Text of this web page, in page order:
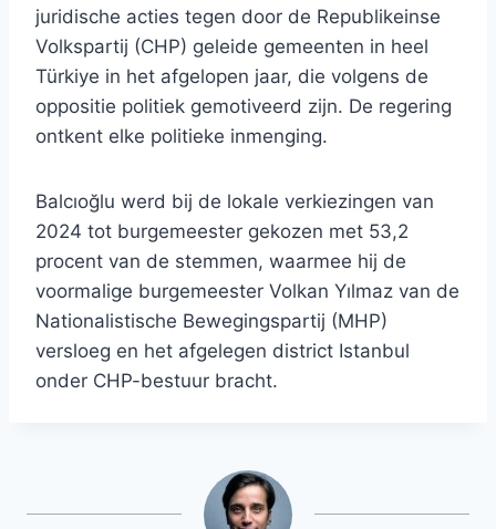
juridische acties tegen door de Republikeinse
Volkspartij (CHP) geleide gemeenten in heel
Türkiye in het afgelopen jaar, die volgens de
oppositie politiek gemotiveerd zijn. De regering
ontkent elke politieke inmenging.
Balcıoğlu werd bij de lokale verkiezingen van
2024 tot burgemeester gekozen met 53,2
procent van de stemmen, waarmee hij de
voormalige burgemeester Volkan Yılmaz van de
Nationalistische Bewegingspartij (MHP)
versloeg en het afgelegen district Istanbul
onder CHP-bestuur bracht.